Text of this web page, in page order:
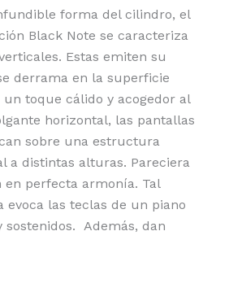
forma del cilindro, el
Black Note se caracteriza
Estas emiten su
derrama en la superficie
toque cálido y acogedor al
horizontal, las pantallas
sobre una estructura
a distintas alturas. Pareciera
en perfecta armonía. Tal
evoca las teclas de un piano
sostenidos. Además, dan